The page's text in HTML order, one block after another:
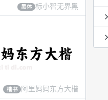
黑体 标小智无界黑
楷书 阿里妈妈东方大楷